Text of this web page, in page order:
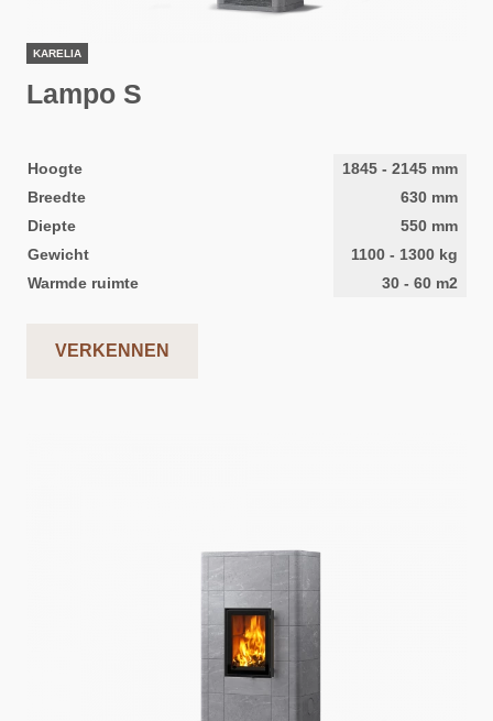
KARELIA
Lampo S
Hoogte 1845 - 2145 mm
Breedte
630 mm
Diepte
550 mm
Gewicht
1100 - 1300 kg
Warmde ruimte
30 - 60 m2
VERKENNEN